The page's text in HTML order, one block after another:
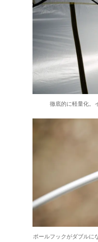
徹底的に軽量化。
ポールフックがダブルに